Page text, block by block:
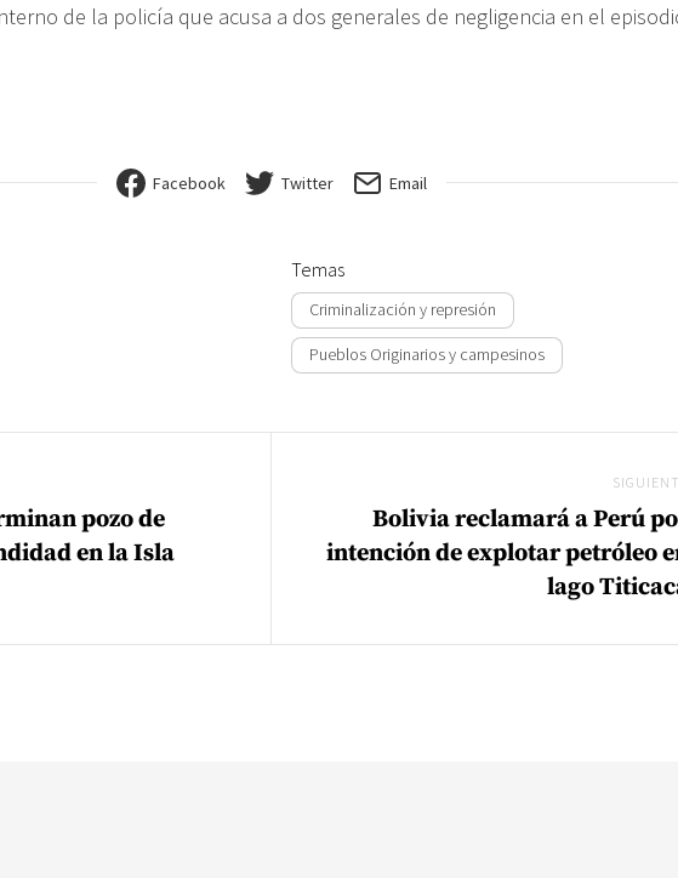
de la policía que acusa a dos generales de negligencia en el
Facebook Twitter Email
Temas
Criminalización y represión
Pueblos Originarios y campesinos
pozo de
en la Isla
Bolivia reclamará a Perú
intención de explotar petróleo
lago